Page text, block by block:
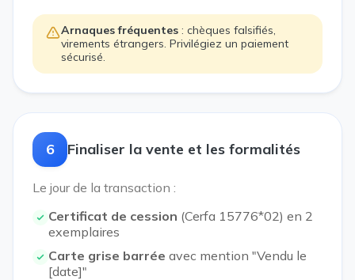
Arnaques fréquentes : chèques falsifiés,
virements étrangers. Privilégiez un paiement
sécurisé.
6 Finaliser la vente et les formalités
Le jour de la transaction :
Certificat de cession (Cerfa 15776*02) en 2
exemplaires
Carte grise barrée avec mention "Vendu le
[date]"